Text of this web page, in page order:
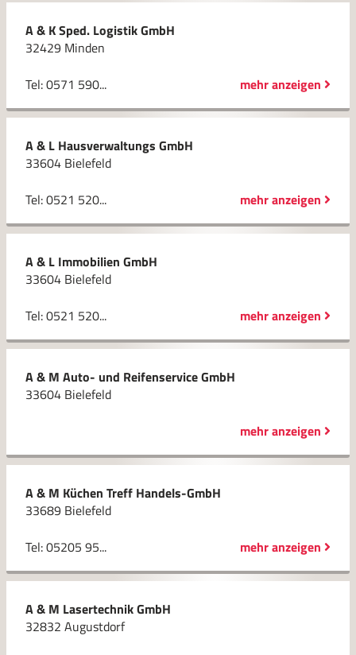
A & K Sped. Logistik GmbH
32429 Minden
Tel: 0571 590...
mehr anzeigen
A & L Hausverwaltungs GmbH
33604 Bielefeld
Tel: 0521 520...
mehr anzeigen
A & L Immobilien GmbH
33604 Bielefeld
Tel: 0521 520...
mehr anzeigen
A & M Auto- und Reifenservice GmbH
33604 Bielefeld
mehr anzeigen
A & M Küchen Treff Handels-GmbH
33689 Bielefeld
Tel: 05205 95...
mehr anzeigen
A & M Lasertechnik GmbH
32832 Augustdorf